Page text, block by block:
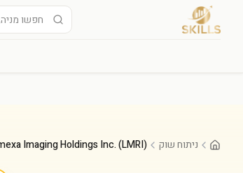
ניתוח שוק Imaging Holdings Inc. (LMRI)